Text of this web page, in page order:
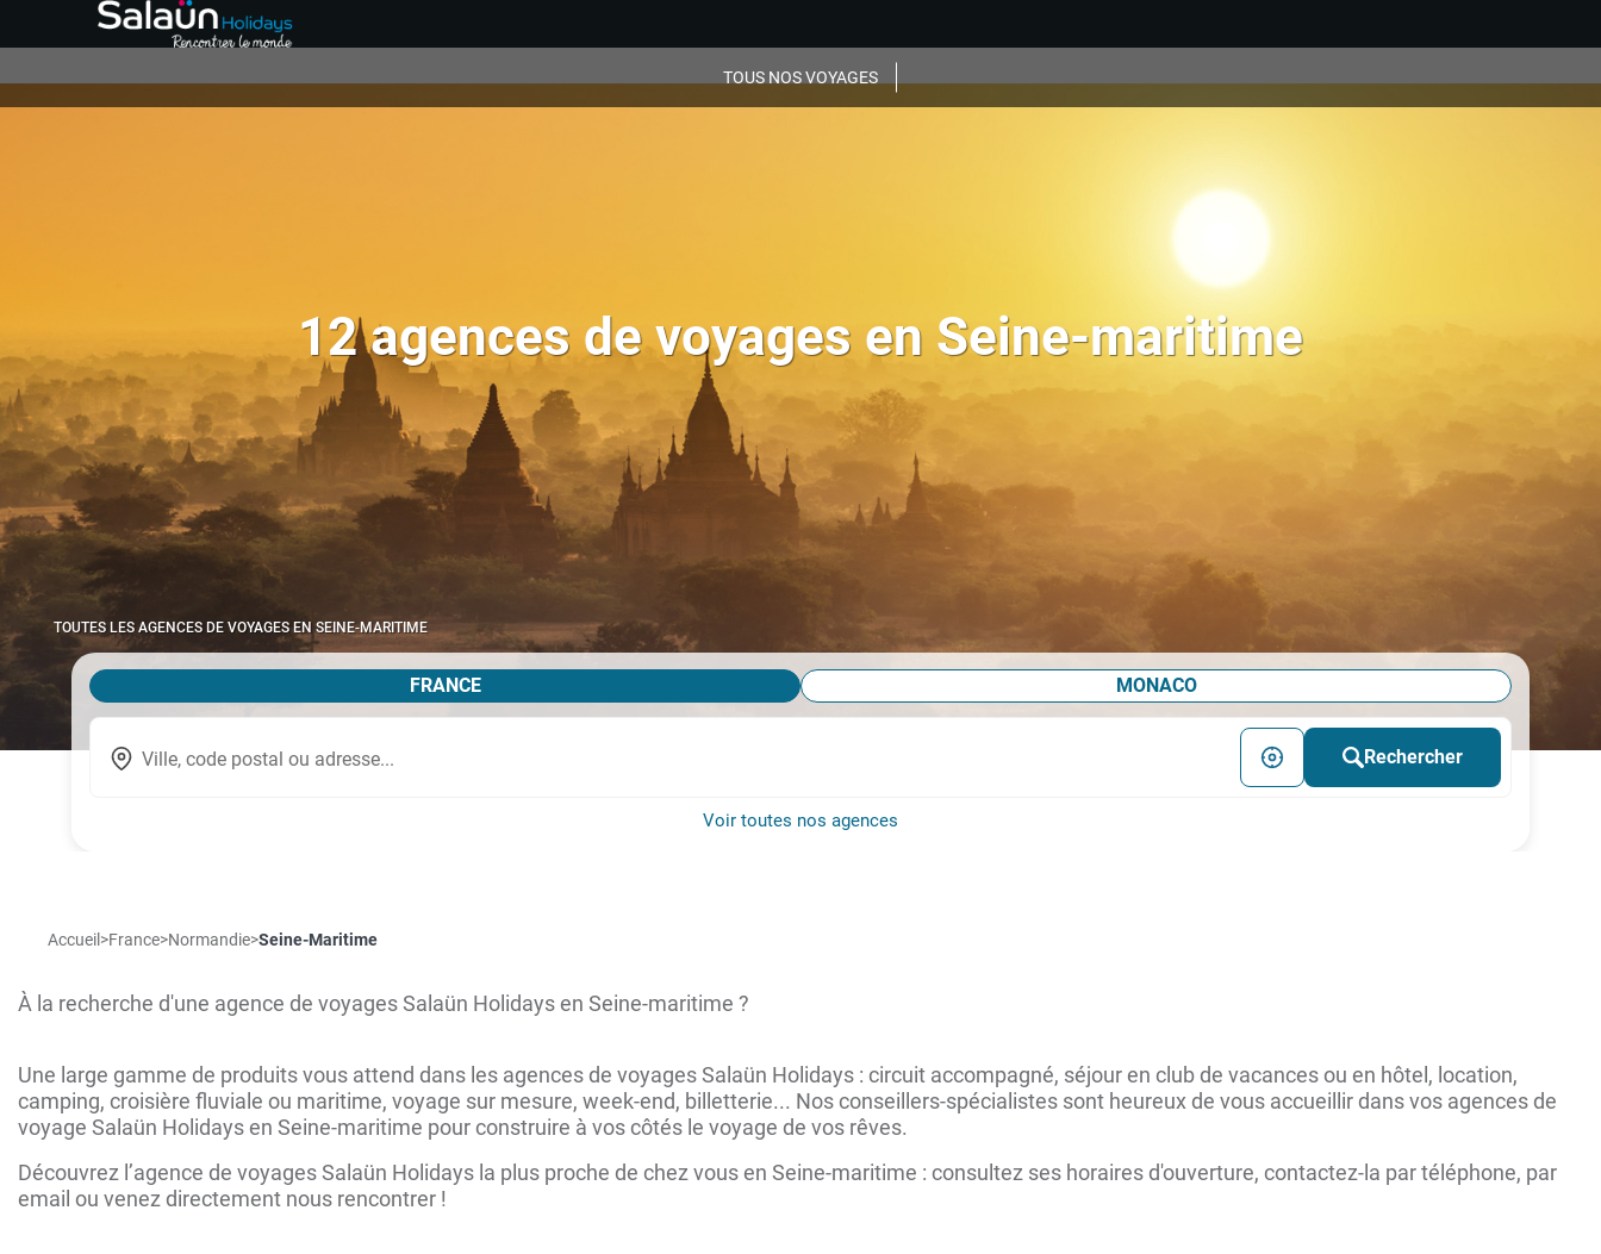
TOUS NOS VOYAGES
12 agences de voyages en Seine-maritime
TOUTES LES AGENCES DE VOYAGES EN SEINE-MARITIME
FRANCE MONACO
Rechercher
Voir toutes nos agences
Accueil >France>Normandie>Seine-Maritime
À la recherche d'une agence de voyages Salaün Holidays en Seine-maritime ?
Une large gamme de produits vous attend dans les agences de voyages Salaün Holidays : circuit accompagné, séjour en club de vacances ou en hôtel, location,
camping, croisière fluviale ou maritime, voyage sur mesure, week-end, billetterie... Nos conseillers-spécialistes sont heureux de vous accueillir dans vos agences de
voyage Salaün Holidays en Seine-maritime pour construire à vos côtés le voyage de vos rêves.
Découvrez l’agence de voyages Salaün Holidays la plus proche de chez vous en Seine-maritime : consultez ses horaires d'ouverture, contactez-la par téléphone, par
email ou venez directement nous rencontrer !